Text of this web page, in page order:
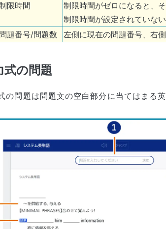
限時間
制限時間がゼロになると、
制限時間が設定されていな
題番号/問題数
左側に現在の問題番号、右
式の問題
の問題は問題文の空白部分に当てはまる